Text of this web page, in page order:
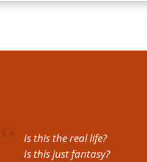
Is this the real life?
Is this just fantasy?